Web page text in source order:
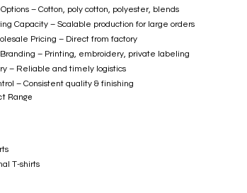
– Cotton, poly cotton, polyester, blends
Capacity – Scalable production for large orders
Pricing – Direct from factory
– Printing, embroidery, private labeling
– Reliable and timely logistics
– Consistent quality & finishing
Range
T-shirts